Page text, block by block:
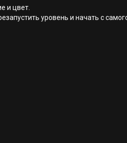
и цвет.
уровень и начать с